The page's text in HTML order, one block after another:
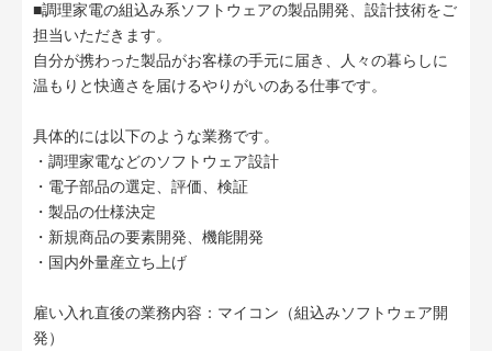
■調理家電の組込み系ソフトウェアの製品開発、設計技術をご
担当いただきます。
自分が携わった製品がお客様の手元に届き、人々の暮らしに
温もりと快適さを届けるやりがいのある仕事です。
具体的には以下のような業務です。
・調理家電などのソフトウェア設計
・電子部品の選定、評価、検証
・製品の仕様決定
・新規商品の要素開発、機能開発
・国内外量産立ち上げ
雇い入れ直後の業務内容：マイコン（組込みソフトウェア開
発）